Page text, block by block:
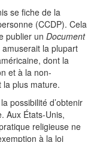
se fiche de la
(CCDP). Cela
publier un Document
amuserait la plupart
dont la
et à la non-
la plus mature.
possibilité d’obtenir
Aux États-Unis,
religieuse ne
à la loi